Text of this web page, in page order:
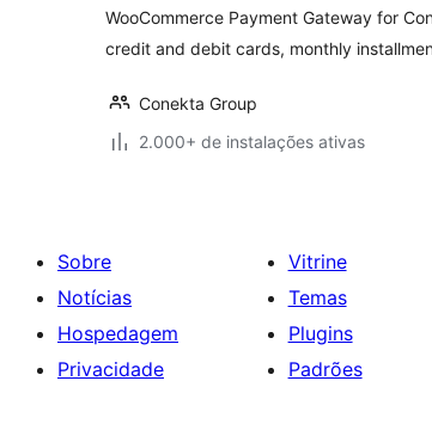
WooCommerce Payment Gateway for
credit and debit cards, monthly
Conekta Group
2.000+ de instalações ativas
Sobre
Notícias
Hospedagem
Privacidade
Vitrine
Temas
Plugins
Padrões